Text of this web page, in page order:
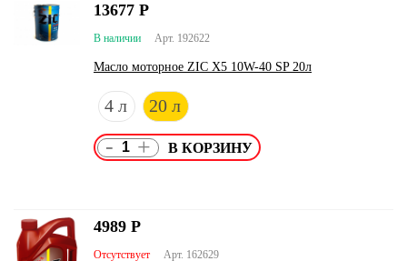
Арт. 192622
В наличии
Масло моторное ZIC X5 10W-40 SP 20л
4 л 20 л
13677 Р
- +
Арт. 162629
Отсутствует
4989 Р